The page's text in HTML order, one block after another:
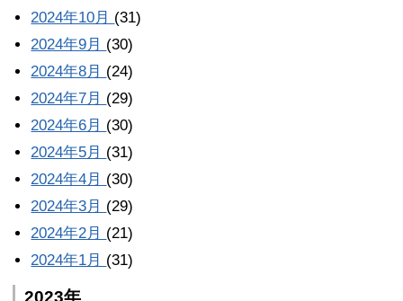
2024年10月 (31)
2024年9月 (30)
2024年8月 (24)
2024年7月 (29)
2024年6月 (30)
2024年5月 (31)
2024年4月 (30)
2024年3月 (29)
2024年2月 (21)
2024年1月 (31)
2023年